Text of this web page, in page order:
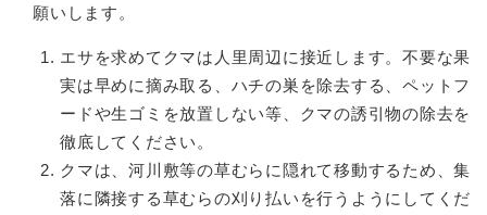
願いします。
エサを求めてクマは人里周辺に接近します。不要な果
実は早めに摘み取る、ハチの巣を除去する、ペットフ
ードや生ゴミを放置しない等、クマの誘引物の除去を
徹底してください。
クマは、河川敷等の草むらに隠れて移動するため、集
落に隣接する草むらの刈り払いを行うようにしてくだ